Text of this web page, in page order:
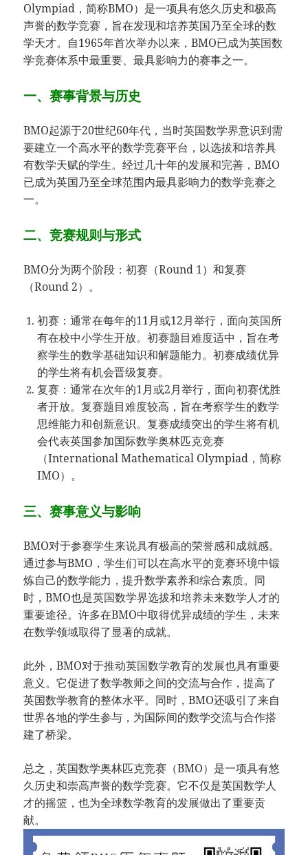
Olympiad，简称BMO）是一项具有悠久历史和极高
声誉的数学竞赛，旨在发现和培养英国乃至全球的数
学天才。自1965年首次举办以来，BMO已成为英国数
学竞赛体系中最重要、最具影响力的赛事之一。
一、赛事背景与历史
BMO起源于20世纪60年代，当时英国数学界意识到需
要建立一个高水平的数学竞赛平台，以选拔和培养具
有数学天赋的学生。经过几十年的发展和完善，BMO
已成为英国乃至全球范围内最具影响力的数学竞赛之
一。
二、竞赛规则与形式
BMO分为两个阶段：初赛（Round 1）和复赛
（Round 2）。
初赛：通常在每年的11月或12月举行，面向英国所
有在校中小学生开放。初赛题目难度适中，旨在考
察学生的数学基础知识和解题能力。初赛成绩优异
的学生将有机会晋级复赛。
复赛：通常在次年的1月或2月举行，面向初赛优胜
者开放。复赛题目难度较高，旨在考察学生的数学
思维能力和创新意识。复赛成绩突出的学生将有机
会代表英国参加国际数学奥林匹克竞赛
（International Mathematical Olympiad，简称
IMO）。
三、赛事意义与影响
BMO对于参赛学生来说具有极高的荣誉感和成就感。
通过参与BMO，学生们可以在高水平的竞赛环境中锻
炼自己的数学能力，提升数学素养和综合素质。同
时，BMO也是英国数学界选拔和培养未来数学人才的
重要途径。许多在BMO中取得优异成绩的学生，未来
在数学领域取得了显著的成就。
此外，BMO对于推动英国数学教育的发展也具有重要
意义。它促进了数学教师之间的交流与合作，提高了
英国数学教育的整体水平。同时，BMO还吸引了来自
世界各地的学生参与，为国际间的数学交流与合作搭
建了桥梁。
总之，英国数学奥林匹克竞赛（BMO）是一项具有悠
久历史和崇高声誉的数学竞赛。它不仅是英国数学人
才的摇篮，也为全球数学教育的发展做出了重要贡
献。